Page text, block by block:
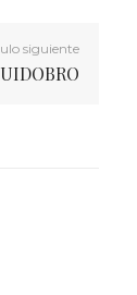
siguiente